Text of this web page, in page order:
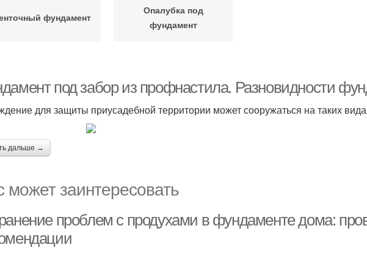
фундамент
Опалубка под
фундамент
под забор из профнастила. Разновидности
для защиты приусадебной территории может сооружаться на таких
дальше →
может заинтересовать
проблем с продухами в фундаменте дома: